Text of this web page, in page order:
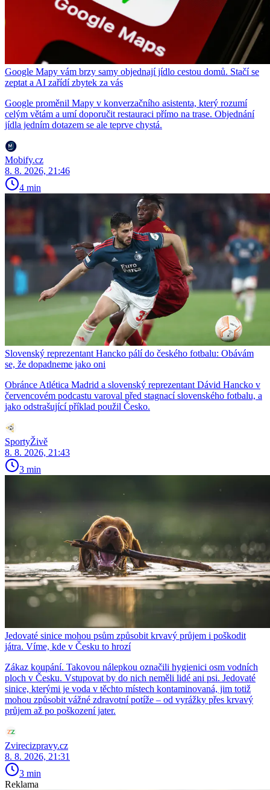
Google Mapy vám brzy samy objednají jídlo cestou domů. Stačí se
zeptat a AI zařídí zbytek za vás
Google proměnil Mapy v konverzačního asistenta, který rozumí
celým větám a umí doporučit restauraci přímo na trase. Objednání
jídla jedním dotazem se ale teprve chystá.
Mobify.cz
8. 8. 2026, 21:46
4 min
Slovenský reprezentant Hancko pálí do českého fotbalu: Obávám
se, že dopadneme jako oni
Obránce Atlética Madrid a slovenský reprezentant Dávid Hancko v
červencovém podcastu varoval před stagnací slovenského fotbalu, a
jako odstrašující příklad použil Česko.
SportyŽivě
8. 8. 2026, 21:43
3 min
Jedovaté sinice mohou psům způsobit krvavý průjem i poškodit
játra. Víme, kde v Česku to hrozí
Zákaz koupání. Takovou nálepkou označili hygienici osm vodních
ploch v Česku. Vstupovat by do nich neměli lidé ani psi. Jedovaté
sinice, kterými je voda v těchto místech kontaminovaná, jim totiž
mohou způsobit vážné zdravotní potíže – od vyrážky přes krvavý
průjem až po poškození jater.
Zvirecizpravy.cz
8. 8. 2026, 21:31
3 min
Reklama